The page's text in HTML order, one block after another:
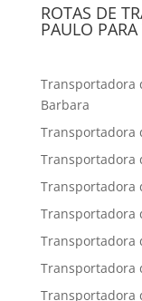
ROTAS DE
PAULO
Transportadora
Barbara
Transportadora
Transportadora
Transportadora
Transportadora
Transportadora
Transportadora
Transportadora